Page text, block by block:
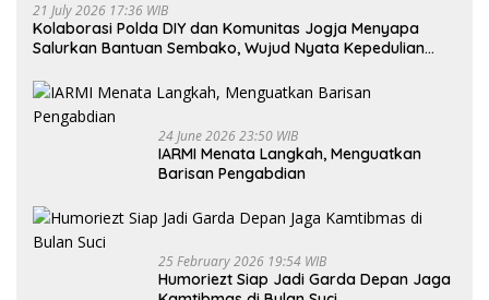
21 July 2026 17:36 WIB
Kolaborasi Polda DIY dan Komunitas Jogja Menyapa
Salurkan Bantuan Sembako, Wujud Nyata Kepedulian
24 June 2026 23:50 WIB
IARMI Menata Langkah, Menguatkan
Barisan Pengabdian
25 February 2026 19:54 WIB
Humoriezt Siap Jadi Garda Depan Jaga